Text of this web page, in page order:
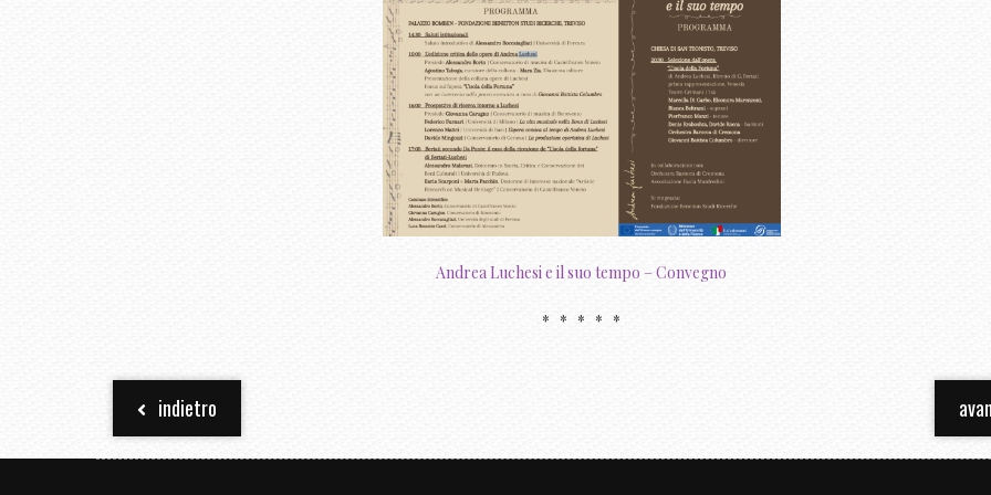
Andrea Luchesi e il suo tempo – Convegno
* * * * *
indietro